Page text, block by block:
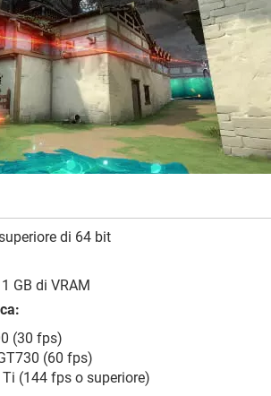
di 64 bit
1 GB di VRAM
(30 fps)
(60 fps)
(144 fps o superiore)